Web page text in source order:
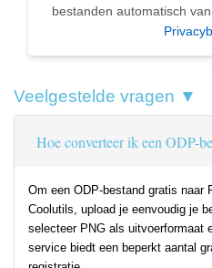
bestanden automatisch
Veelgestelde vragen ▼
Hoe converteer ik een ODP-
Om een ODP-bestand gratis naar
Coolutils, upload je eenvoudig je
selecteer PNG als uitvoerformaat
service biedt een beperkt aantal